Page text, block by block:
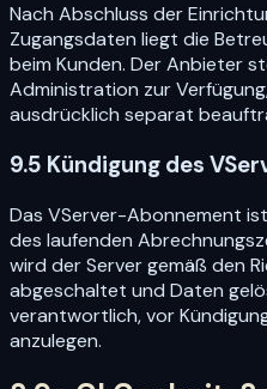
Nach Abschluss der
Zugangsdaten liegt die
beim Kunden. Der Anbieter
Administration zur
ausdrücklich separat
9.5 Kündigung des
Das VServer-Abonnement
des laufenden
wird der Server gemäß den
abgeschaltet und Daten
verantwortlich, vor
anzulegen.